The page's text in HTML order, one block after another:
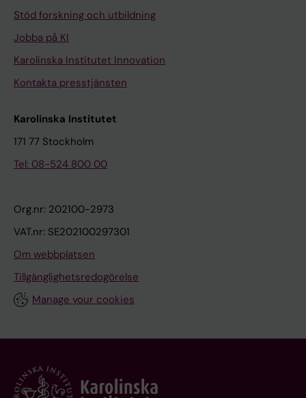
Stöd forskning och utbildning
Jobba på KI
Karolinska Institutet Innovation
Kontakta presstjänsten
Karolinska Institutet
171 77 Stockholm
Tel: 08-524 800 00
Org.nr: 202100-2973
VAT.nr: SE202100297301
Om webbplatsen
Tillgänglighetsredogörelse
Manage your cookies